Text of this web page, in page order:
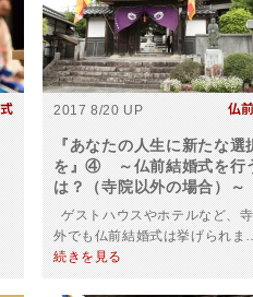
2017 8/20 UP
『あなたの人生に新たな選
を』④ ～仏前結婚式を行
は？（寺院以外の場合）～
ゲストハウスやホテルなど、
外でも仏前結婚式は挙げられ
続きを見る